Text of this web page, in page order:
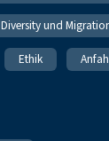
Diversity und
Ethik